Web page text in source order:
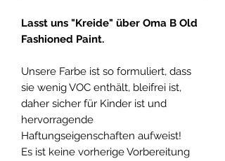
Lasst uns "Kreide" über Oma B Old
Fashioned Paint.
Unsere Farbe ist so formuliert, dass
sie wenig VOC enthält, bleifrei ist,
daher sicher für Kinder ist und
hervorragende
Haftungseigenschaften aufweist!
Es ist keine vorherige Vorbereitung